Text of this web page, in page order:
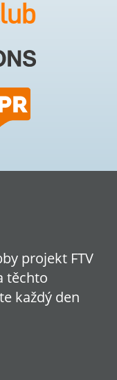
projekt FTV
těchto
každý den